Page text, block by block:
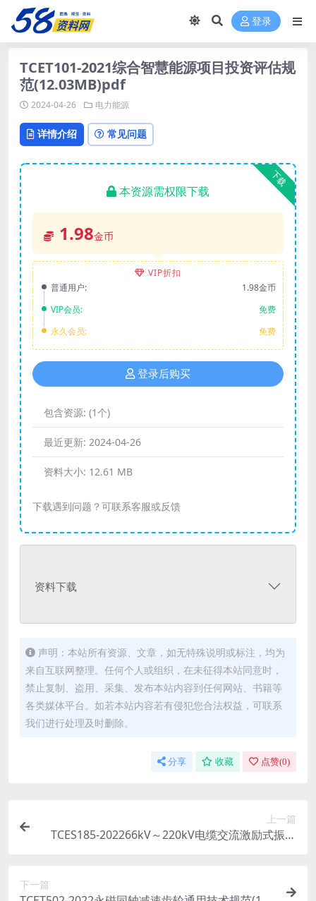
登录
TCET101-2021综合智慧能源项目投资评估规
范(12.03MB)pdf
2024-04-26 电力能源
详情介绍 常见问题
下载
本资源需权限下载
1.98金币
VIP折扣
普通用户:
1.98金币
VIP会员:
免费
永久会员:
免费
登录后购买
包含资源: (1个)
最近更新: 2024-04-26
资料大小: 12.61 MB
下载遇到问题？可联系客服或反馈
资料下载
声明：本站所有资源、文章，如无特殊说明或标注，均为
来自互联网整理。任何个人或组织，在未征得本站同意时，
禁止复制、盗用、采集、发布本站内容到任何网站、书籍等
各类媒体平台。如若本站内容若有侵犯您合法权益，可联系
我们进行处理及时删除。
分享 收藏 点赞(0)
上一篇
TCES185-202266kV～220kV电缆交流激励式振荡
下一篇